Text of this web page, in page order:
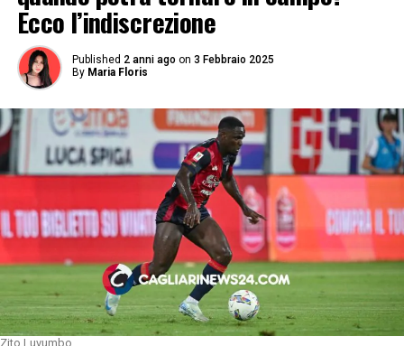
Ecco l’indiscrezione
Published 2 anni ago on 3 Febbraio 2025
By Maria Floris
Zito Luvumbo